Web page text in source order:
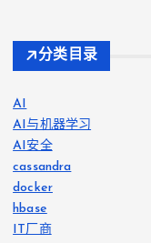
分类目录
AI
AI与机器学习
AI安全
cassandra
docker
hbase
IT厂商